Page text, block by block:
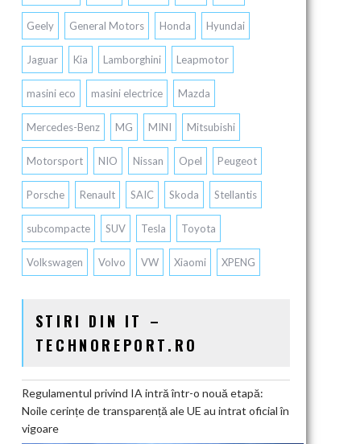
Geely General Motors Honda Hyundai
Jaguar Kia Lamborghini Leapmotor
masini eco masini electrice Mazda
Mercedes-Benz MG MINI Mitsubishi
Motorsport NIO Nissan Opel Peugeot
Porsche Renault SAIC Skoda Stellantis
subcompacte SUV Tesla Toyota
Volkswagen Volvo VW Xiaomi XPENG
STIRI DIN IT –
TECHNOREPORT.RO
Regulamentul privind IA intră într-o nouă etapă:
Noile cerințe de transparență ale UE au intrat oficial în
vigoare